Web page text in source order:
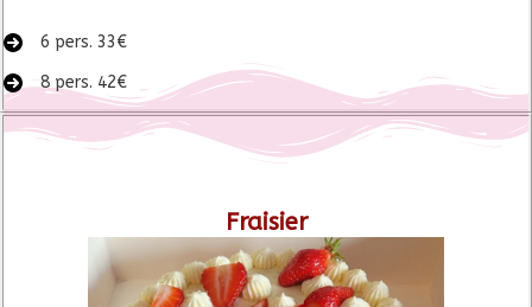
6 pers. 33€
8 pers. 42€
Fraisier